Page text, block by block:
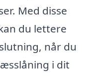
Med disse
du lettere
når du
i dit